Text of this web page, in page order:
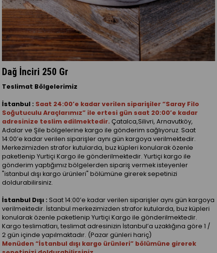
Dağ İnciri 250 Gr
Teslimat Bölgelerimiz
İstanbul : Saat 24:00’e kadar verilen siparişiler “Saray Filo
Soğutuculu Araçlarımız” ile ertesi gün saat 20:00’e kadar
adresinize teslim edilmektedir.Çatalca,Silivri, Arnavutköy,
Adalar ve Şile bölgelerine kargo ile gönderim sağlıyoruz. Saat
14:00’e kadar verilen siparişler aynı gün kargoya verilmektedir.
Merkezimizden strafor kutularda, buz küpleri konularak özenle
paketlenip Yurtiçi Kargo ile gönderilmektedir. Yurtiçi kargo ile
gönderim yaptığımız bölgelerden sipariş vermek isteyenler
"istanbul dışı kargo ürünleri" bölümüne girerek sepetinizi
doldurabilirsiniz.
İstanbul Dışı : Saat 14:00’e kadar verilen siparişler aynı gün kargoya
verilmektedir. İstanbul merkezimizden strafor kutularda, buz küpleri
konularak özenle paketlenip Yurtiçi Kargo ile gönderilmektedir.
Kargo teslimatları, teslimat adresinizin İstanbul’a uzaklığına göre 1 /
2 gün içinde yapılmaktadır. (Pazar günleri hariç)
Menüden “İstanbul dışı kargo ürünleri” bölümüne girerek